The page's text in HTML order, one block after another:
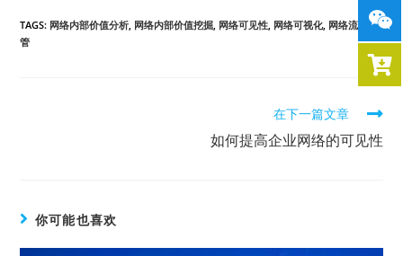
TAGS: 网络内部价值分析 网络内部价值挖掘 网络可见性 网络可视化, 网络流量监
管
在下一篇文章
如何提高企业网络的可见性
你可能也喜欢